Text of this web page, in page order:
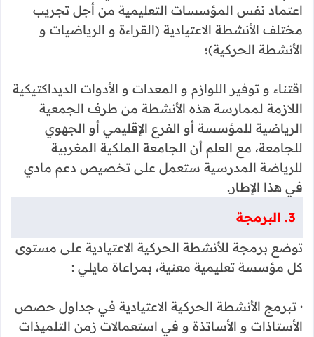
اعتماد نفس المؤسسات التعليمية من أجل تجريب
مختلف الأنشطة الاعتيادية (القراءة و الرياضيات و
الأنشطة الحركية)؛
اقتناء و توفير اللوازم و المعدات و الأدوات الديداكتيكية
اللازمة لممارسة هذه الأنشطة من طرف الجمعية
الرياضية للمؤسسة أو الفرع الإقليمي أو الجهوي
للجامعة، مع العلم أن الجامعة الملكية المغربية
للرياضة المدرسية ستعمل على تخصيص دعم مادي
في هذا الإطار.
3. البرمجة
توضع برمجة للأنشطة الحركية الاعتيادية على مستوى
كل مؤسسة تعليمية معنية، بمراعاة مايلي :
· تبرمج الأنشطة الحركية الاعتيادية في جداول حصص
الأستاذات و الأساتذة و في استعمالات زمن التلميذات